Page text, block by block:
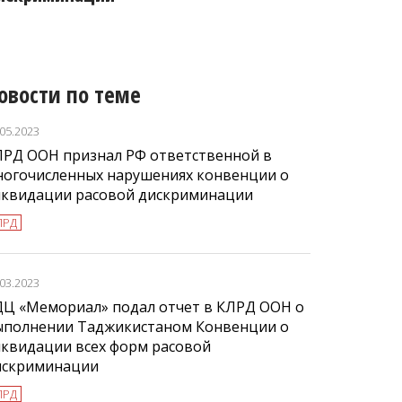
по теме
ООН признал РФ ответственной в
нарушениях конвенции о
расовой дискриминации
«Мемориал» подал отчет в КЛРД ООН о
Таджикистаном Конвенции о
всех форм расовой